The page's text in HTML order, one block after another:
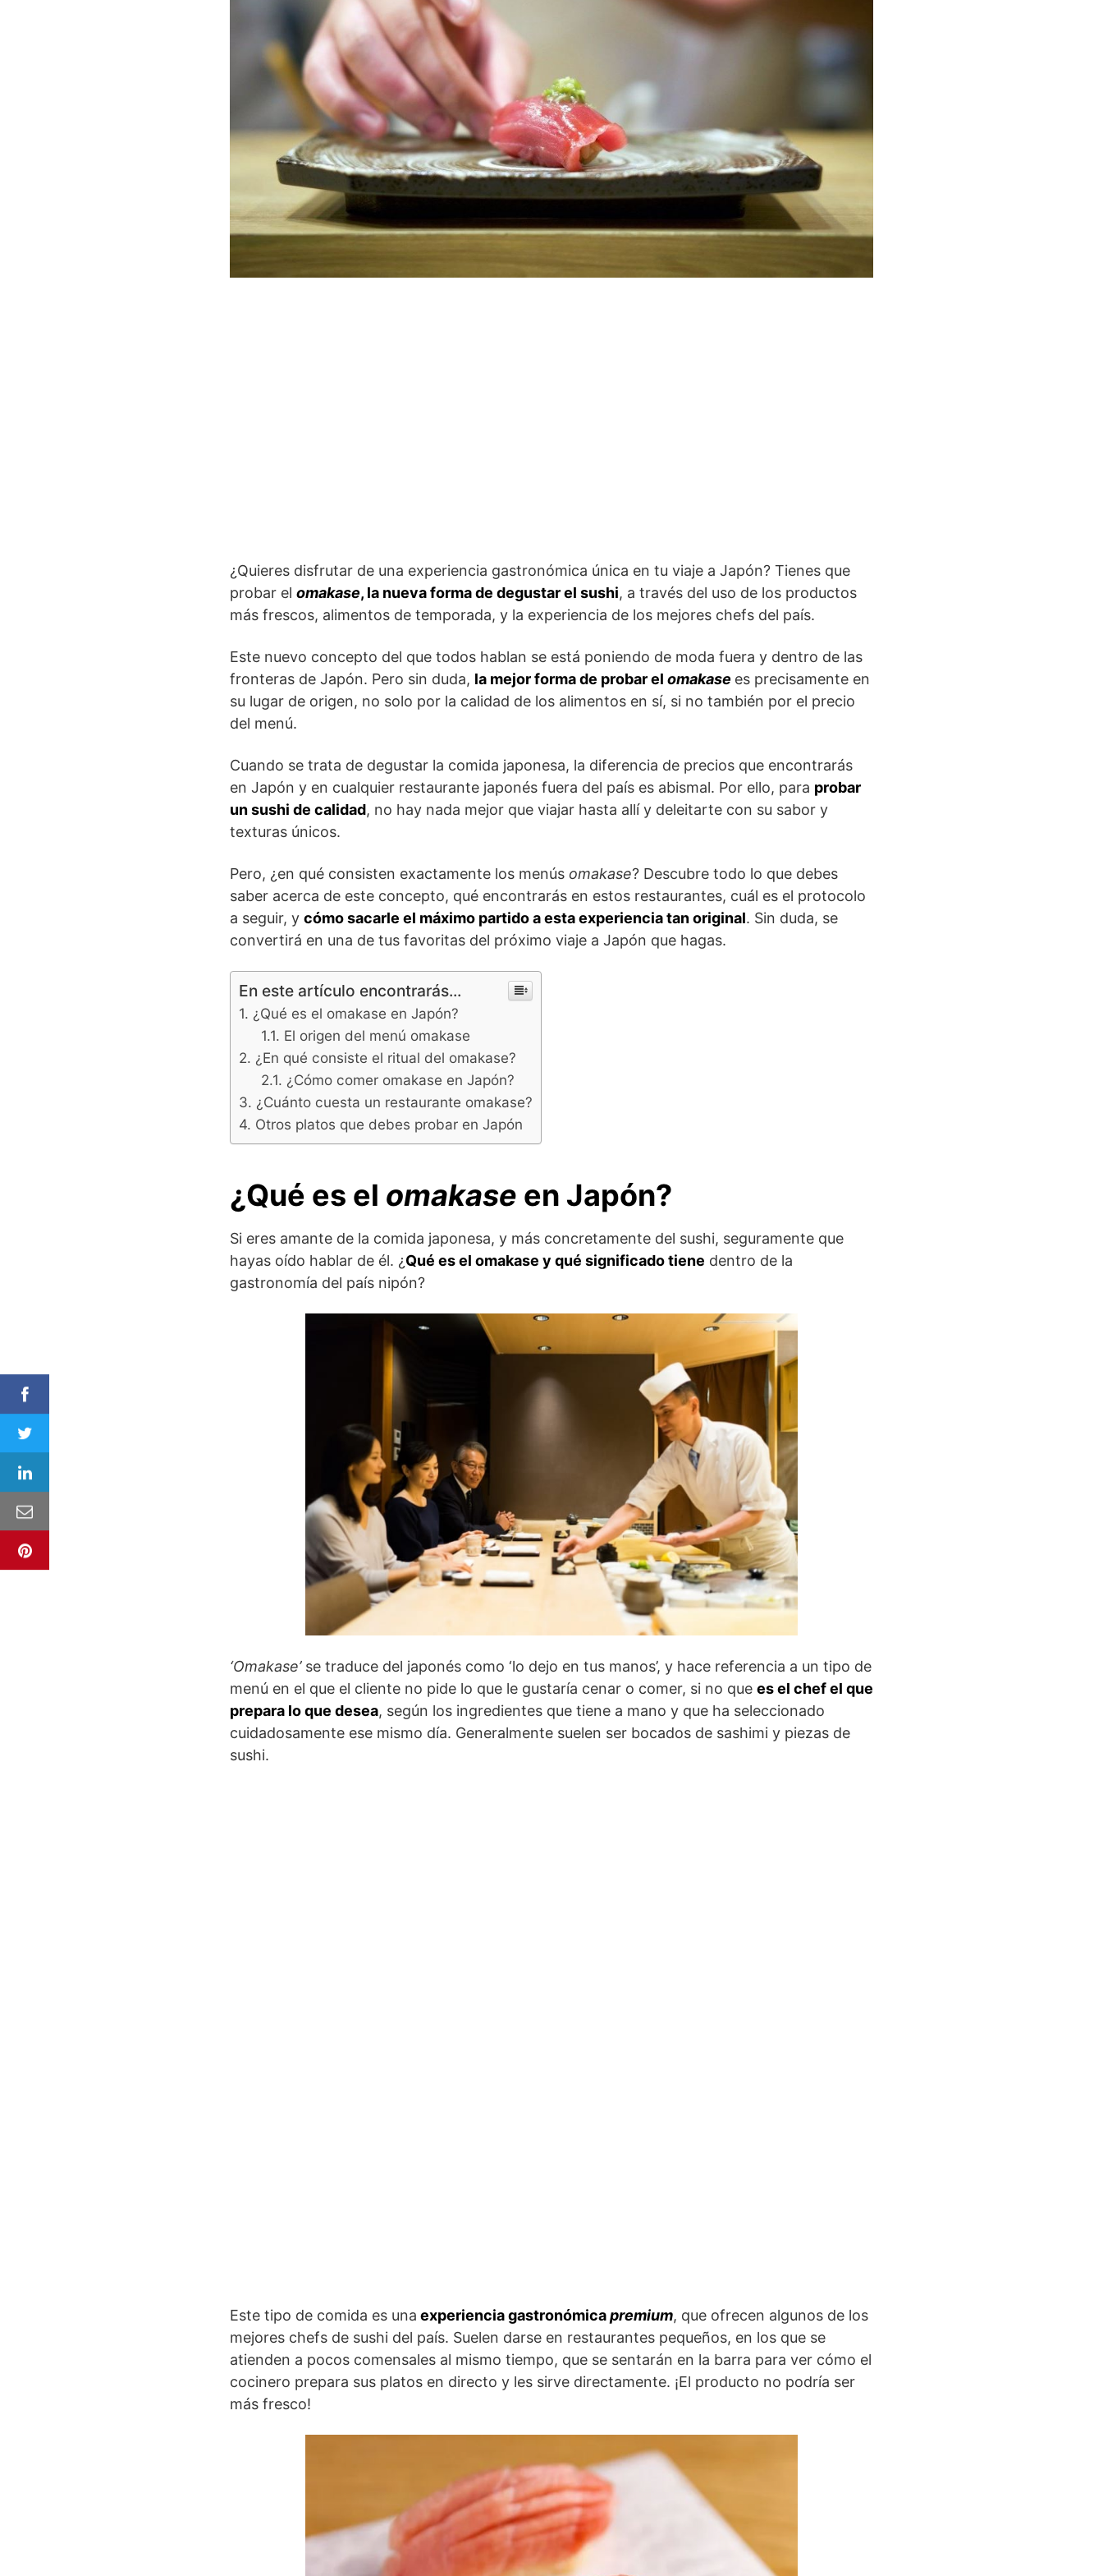
¿Quieres disfrutar de una experiencia gastronómica única en tu viaje a Japón? Tienes que
probar el omakase, la nueva forma de degustar el sushi, a través del uso de los productos
más frescos, alimentos de temporada, y la experiencia de los mejores chefs del país.
Este nuevo concepto del que todos hablan se está poniendo de moda fuera y dentro de las
fronteras de Japón. Pero sin duda, la mejor forma de probar el omakase es precisamente en
su lugar de origen, no solo por la calidad de los alimentos en sí, si no también por el precio
del menú.
Cuando se trata de degustar la comida japonesa, la diferencia de precios que encontrarás
en Japón y en cualquier restaurante japonés fuera del país es abismal. Por ello, para probar
un sushi de calidad, no hay nada mejor que viajar hasta allí y deleitarte con su sabor y
texturas únicos.
Pero, ¿en qué consisten exactamente los menús omakase? Descubre todo lo que debes
saber acerca de este concepto, qué encontrarás en estos restaurantes, cuál es el protocolo
a seguir, y cómo sacarle el máximo partido a esta experiencia tan original. Sin duda, se
convertirá en una de tus favoritas del próximo viaje a Japón que hagas.
En este artículo encontrarás...
¿Qué es el omakase en Japón?
El origen del menú omakase
¿En qué consiste el ritual del omakase?
¿Cómo comer omakase en Japón?
¿Cuánto cuesta un restaurante omakase?
Otros platos que debes probar en Japón
¿Qué es el omakase en Japón?
Si eres amante de la comida japonesa, y más concretamente del sushi, seguramente que
hayas oído hablar de él. ¿Qué es el omakase y qué significado tiene dentro de la
gastronomía del país nipón?
‘Omakase’se traduce del japonés como ‘lo dejo en tus manos’, y hace referencia a un tipo de
menú en el que el cliente no pide lo que le gustaría cenar o comer, si no que es el chef el que
prepara lo que desea, según los ingredientes que tiene a mano y que ha seleccionado
cuidadosamente ese mismo día. Generalmente suelen ser bocados de sashimi y piezas de
sushi.
Este tipo de comida es una experiencia gastronómicapremium, que ofrecen algunos de los
mejores chefs de sushi del país. Suelen darse en restaurantes pequeños, en los que se
atienden a pocos comensales al mismo tiempo, que se sentarán en la barra para ver cómo el
cocinero prepara sus platos en directo y les sirve directamente. ¡El producto no podría ser
más fresco!